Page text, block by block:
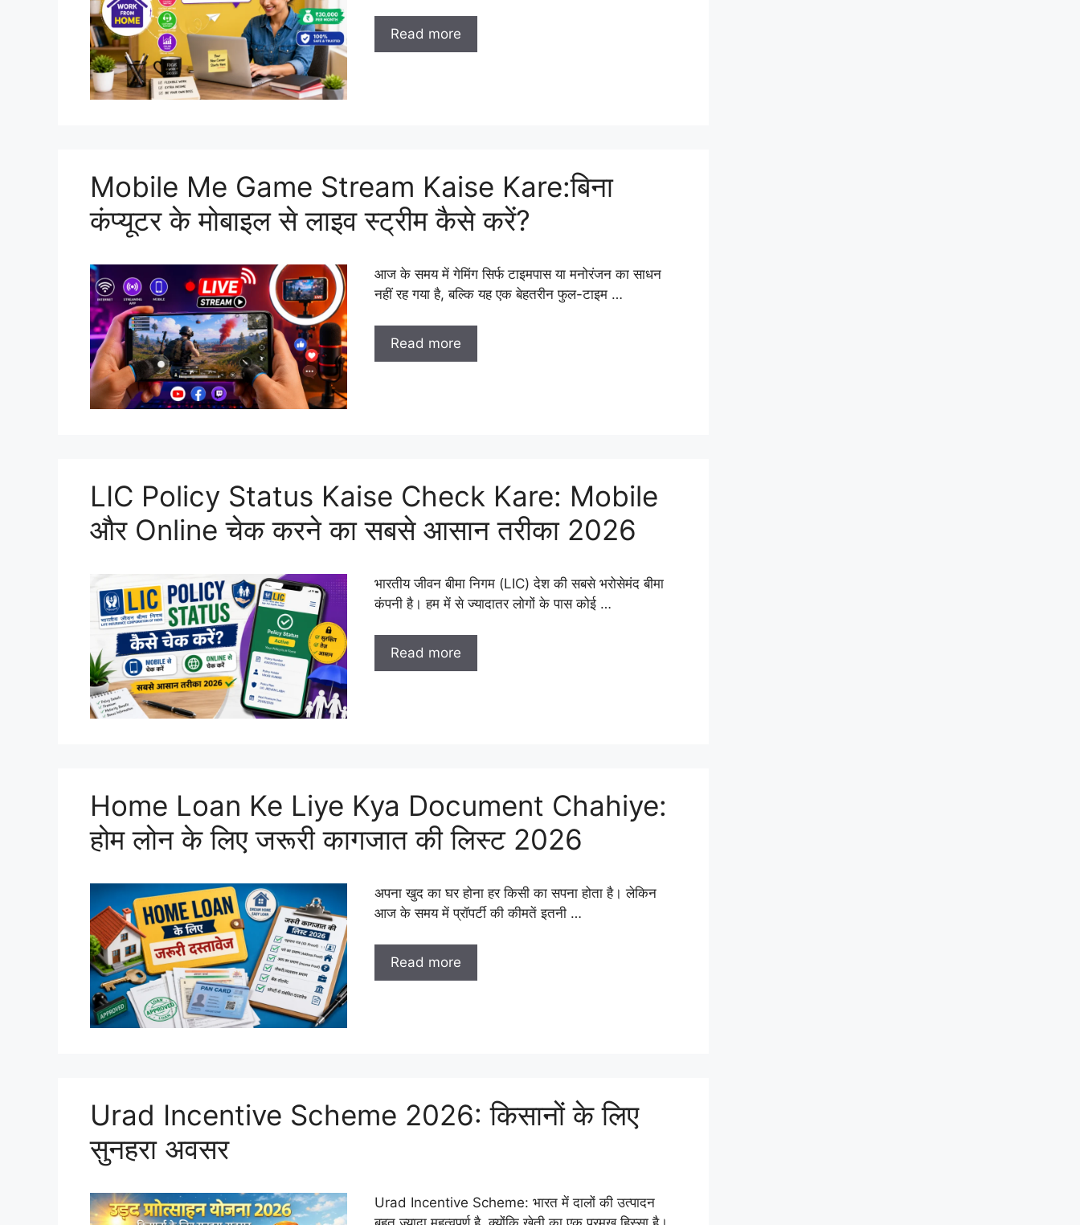
Read more
Mobile Me Game Stream Kaise Kare:बिना
कंप्यूटर के मोबाइल से लाइव स्ट्रीम कैसे करें?
आज के समय में गेमिंग सिर्फ टाइमपास या मनोरंजन का साधन
नहीं रह गया है, बल्कि यह एक बेहतरीन फुल-टाइम …
Read more
LIC Policy Status Kaise Check Kare: Mobile
और Online चेक करने का सबसे आसान तरीका 2026
भारतीय जीवन बीमा निगम (LIC) देश की सबसे भरोसेमंद बीमा
कंपनी है। हम में से ज्यादातर लोगों के पास कोई …
Read more
Home Loan Ke Liye Kya Document Chahiye:
होम लोन के लिए जरूरी कागजात की लिस्ट 2026
अपना खुद का घर होना हर किसी का सपना होता है। लेकिन
आज के समय में प्रॉपर्टी की कीमतें इतनी …
Read more
Urad Incentive Scheme 2026: किसानों के लिए
सुनहरा अवसर
Urad Incentive Scheme: भारत में दालों की उत्पादन